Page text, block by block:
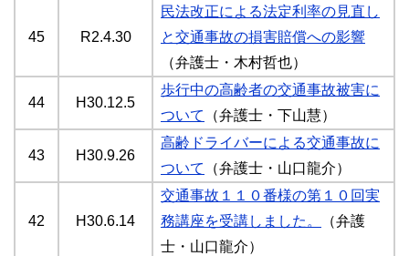
45 R2.4.30
民法改正による法定利率の見直し
と交通事故の損害賠償への影響
（弁護士・木村哲也）
44 H30.12.5
歩行中の高齢者の交通事故被害に
ついて
（弁護士・下山慧）
43 H30.9.26
高齢ドライバーによる交通事故に
ついて
（弁護士・山口龍介）
42 H30.6.14
交通事故１１０番様の第１０回実
務講座を受講しました。
（弁護
士・山口龍介）